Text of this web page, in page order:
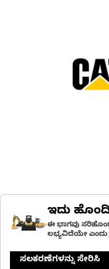
ಇದು
ಈ ಭಾಗವು
ಲಭ್ಯವಿದೆಯೇ ಎಂದು
ಸಲಕರಣೆಗಳನ್ನು ಸೇರಿಸಿ